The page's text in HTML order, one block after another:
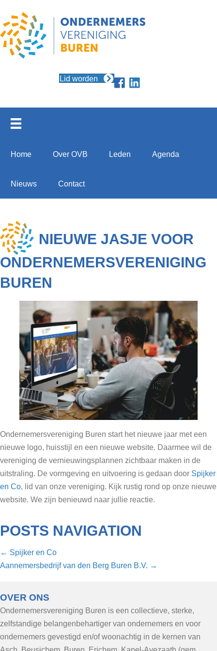
Lid worden
Home Over OVB Leden Agenda
Nieuws Contact
NIEUWE JASJE VOOR
ONDERNEMERSVERENIGING
BUREN
Ondernemersvereniging Buren start het nieuwe jaar met een
nieuwe logo, huisstijl en een nieuwe website. Daarmee wil de
vereniging de vernieuwingsplannen zichtbaar maken in de
uitstraling. De vormgeving en uitvoering is gedaan door Spijker
en Co, lid van onze vereniging. Kijk rustig rond op onze nieuwe
website. We zijn benieuwd naar jullie reactie.
POSTS NAVIGATION
← Spijker en Co
Aannemersbedrijf van den Berg Buren B.V. →
OVER ONS
Ondernemersvereniging Buren is een collectieve, sterke,
zelfstandige belangenbehartiger van ondernemers en voor
ondernemers gevestigd en/of woonachtig in de kernen van